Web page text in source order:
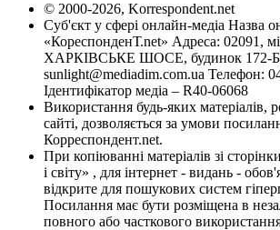
© 2000-2026, Korrespondent.net
Суб'єкт у сфері онлайн-медіа Назва
«КореспонденТ.net» Адреса: 02091,
ХАРКІВСЬКЕ ШОСЕ, будинок 172-Б,
sunlight@mediadim.com.ua Телефон:
Ідентифікатор медіа – R40-06068
Використання будь-яких матеріалів,
сайті, дозволяється за умови
Корреспондент.net.
При копіюванні матеріалів зі
і світу» , для інтернет - видань -
відкрите для пошукових систем
Посилання має бути розміщена в
повного або часткового використання